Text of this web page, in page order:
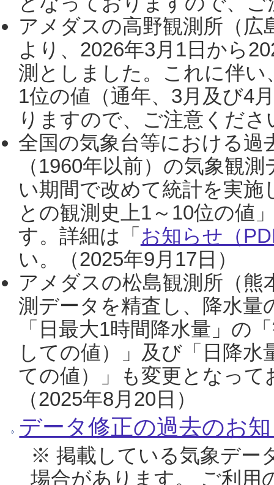
アメダスの高野観測所（
より、2026年3月1日から
測としました。これに伴い
1位の値（通年、3月及び4
りますので、ご注意くだ
全国の気象台等における過
（1960年以前）の気象観
い期間で改めて統計を実
との観測史上1～10位の値
す。詳細は「 お知らせ（
い。（2025年9月17日）
アメダスの松島観測所（熊
測データを精査し、降水
「日最大1時間降水量」の
しての値）」及び「日降
ての値）」も変更となっ
（2025年8月20日）
データ修正の過去のお
※ 掲載している気象デー
場合があります。 ご利用